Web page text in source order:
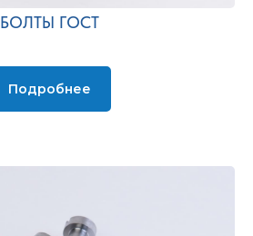
БОЛТЫ ГОСТ
Подробнее